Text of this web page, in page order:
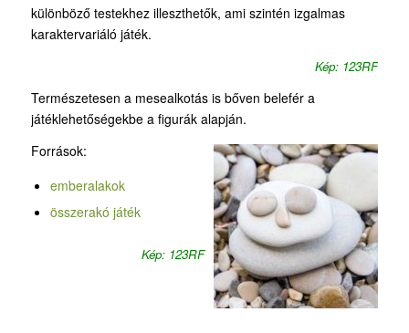
különböző testekhez illeszthetők, ami szintén izgalmas
karaktervariáló játék.
Kép: 123RF
Természetesen a mesealkotás is bőven belefér a
játéklehetőségekbe a figurák alapján.
Források:
emberalakok
összerakó játék
Kép: 123RF